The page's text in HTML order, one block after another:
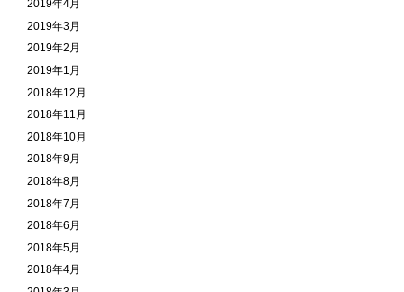
2019年4月
2019年3月
2019年2月
2019年1月
2018年12月
2018年11月
2018年10月
2018年9月
2018年8月
2018年7月
2018年6月
2018年5月
2018年4月